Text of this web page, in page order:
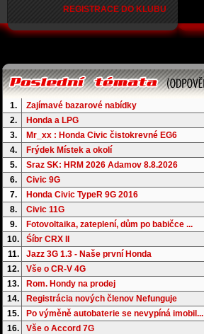
REGISTRACE DO KLUBU
1. Zajímavé bazarové nabídky
2. Honda a LPG
3. Mr_xx : Honda Civic čistokrevné EG6
4. Frýdek Místek a okolí
5. Sraz SK: HRM 2026 Adamov 8.8.2026
6. Civic 9G
7. Honda Civic TypeR 9G 2016
8. Civic 11G
9. Fotovoltaika, zateplení, dům po babičce ...
10. Śíbr CRX II
11. Jazz 3G 1.3 - Naše první Honda
12. Vše o CR-V 4G
13. Rom. Hondy na prodej
14. Registrácia nových členov Nefunguje
15. Po výměně autobaterie se nevypíná imobil...
16. Vše o Accord 7G